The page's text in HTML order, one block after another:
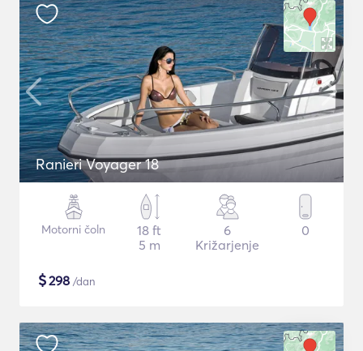
Ranieri Voyager 18
Motorni čoln
18 ft
5 m
6
Križarjenje
0
$298 /dan